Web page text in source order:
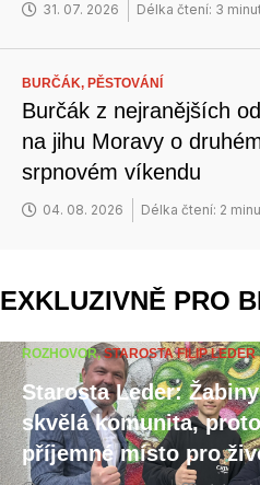
31. 07. 2026 Délka čtení: 3
BURČÁK,PĚSTOVÁNÍ
Burčák z nejranějších
na jihu Moravy o
srpnovém víkendu
04. 08. 2026 Délka čtení: 2
EXKLUZIVNĚ PRO
ROZHOVOR,STAROSTA FILIP LEDER
Starosta Leder:
skvělá komunita,
příjemné místo pro